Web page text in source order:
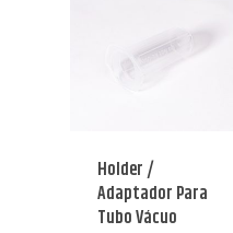
Holder /
Adaptador Para
Tubo Vácuo